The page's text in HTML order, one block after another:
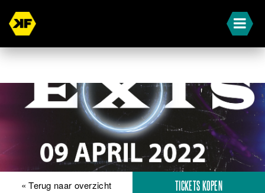
« Terug naar overzicht TICKETS KOPEN